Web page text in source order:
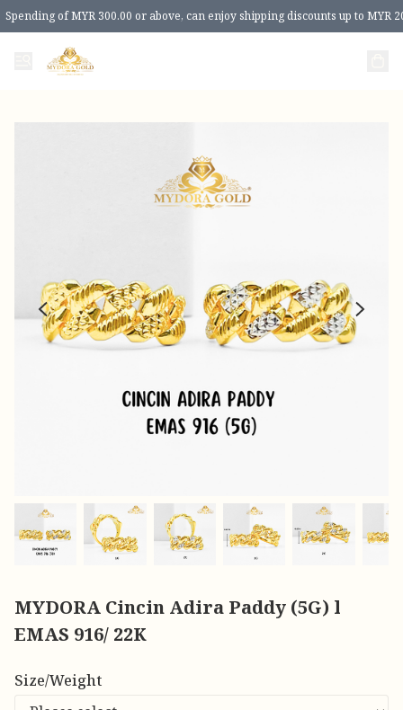
Spending of MYR 300.00 or above, can enjoy shipping discounts up to MYR
MYDORA Cincin Adira Paddy (5G) l
EMAS 916/ 22K
Size/Weight